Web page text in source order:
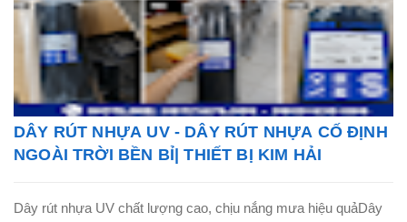
DÂY RÚT NHỰA UV - DÂY RÚT NHỰA CỐ ĐỊNH
NGOÀI TRỜI BỀN BỈ| THIẾT BỊ KIM HẢI
Dây rút nhựa UV chất lượng cao, chịu nắng mưa hiệu quảDây